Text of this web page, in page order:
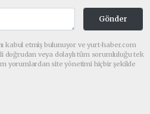
Gönder
kabul etmiş bulunuyor ve yurt-haber.com
doğrudan veya dolaylı tüm sorumluluğu tek
yorumlardan site yönetimi hiçbir şekilde